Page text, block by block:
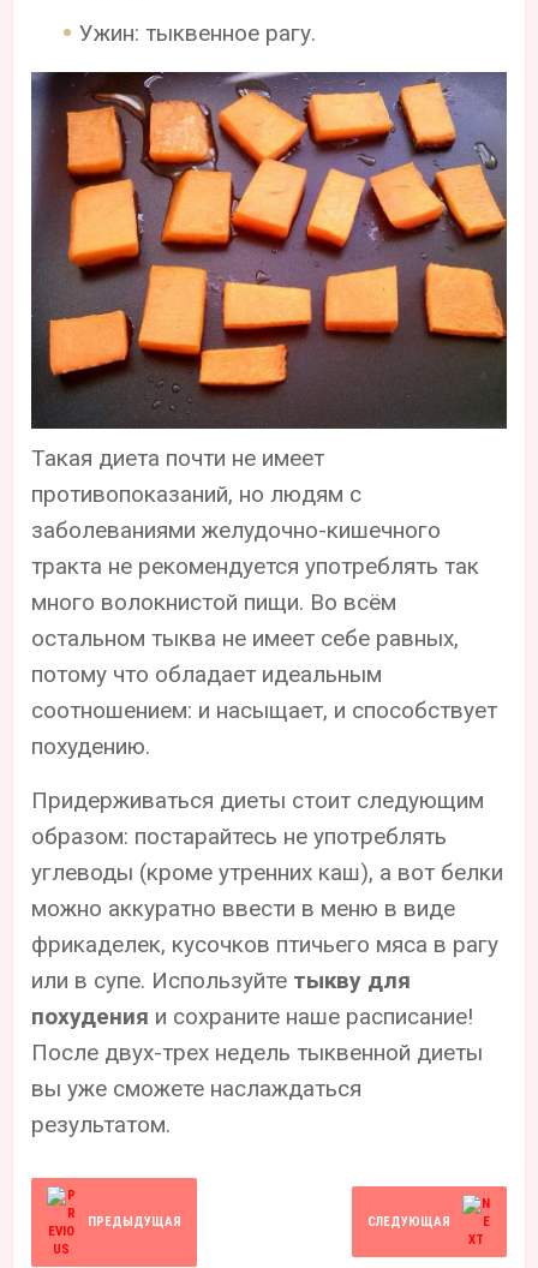
Ужин: тыквенное рагу.
Такая диета почти не имеет
противопоказаний, но людям с
заболеваниями желудочно-кишечного
тракта не рекомендуется употреблять так
много волокнистой пищи. Во всём
остальном тыква не имеет себе равных,
потому что обладает идеальным
соотношением: и насыщает, и способствует
похудению.
Придерживаться диеты стоит следующим
образом: постарайтесь не употреблять
углеводы (кроме утренних каш), а вот белки
можно аккуратно ввести в меню в виде
фрикаделек, кусочков птичьего мяса в рагу
или в супе. Используйте тыкву для
похудения и сохраните наше расписание!
После двух-трех недель тыквенной диеты
вы уже сможете наслаждаться
результатом.
ПРЕДЫДУЩАЯ СЛЕДУЮЩАЯ